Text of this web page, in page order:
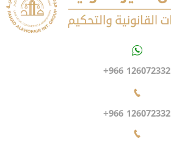
+966 126072332
+966 126072332